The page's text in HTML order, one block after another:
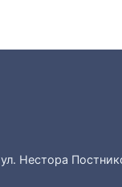
Нестора